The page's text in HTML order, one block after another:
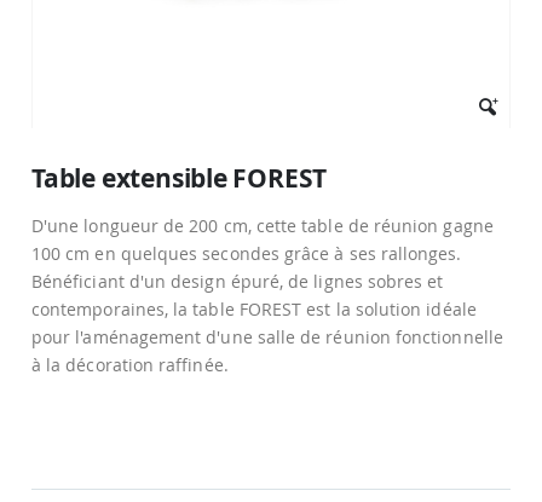
début
la
Galerie
Table extensible FOREST
D'une longueur de 200 cm, cette table de réunion gagne
100 cm en quelques secondes grâce à ses rallonges.
Bénéficiant d'un design épuré, de lignes sobres et
contemporaines, la table FOREST est la solution idéale
pour l'aménagement d'une salle de réunion fonctionnelle
à la décoration raffinée.